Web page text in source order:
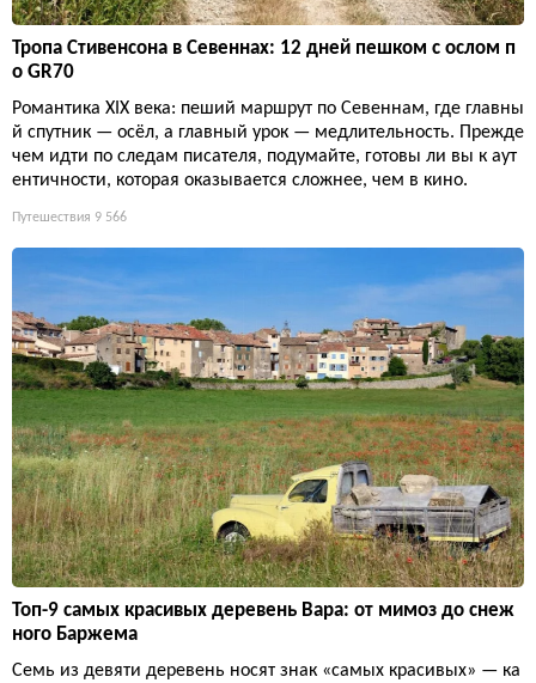
Тропа Стивенсона в Севеннах: 12 дней пешком с ослом п
о GR70
Романтика XIX века: пеший маршрут по Севеннам, где главны
й спутник — осёл, а главный урок — медлительность. Прежде
чем идти по следам писателя, подумайте, готовы ли вы к аут
ентичности, которая оказывается сложнее, чем в кино.
Путешествия 9 566
Топ-9 самых красивых деревень Вара: от мимоз до снеж
ного Баржема
Семь из девяти деревень носят знак «самых красивых» — ка